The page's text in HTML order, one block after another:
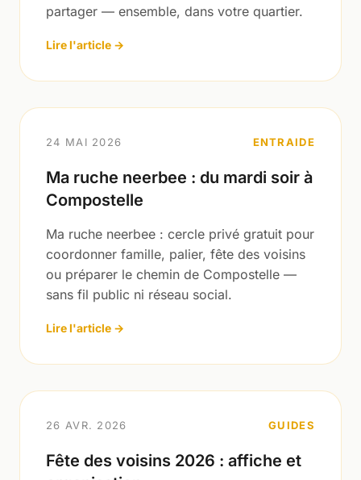
partager — ensemble, dans votre quartier.
Lire l'article →
24 MAI 2026 ENTRAIDE
Ma ruche neerbee : du mardi soir à
Compostelle
Ma ruche neerbee : cercle privé gratuit pour
coordonner famille, palier, fête des voisins
ou préparer le chemin de Compostelle —
sans fil public ni réseau social.
Lire l'article →
26 AVR. 2026 GUIDES
Fête des voisins 2026 : affiche et